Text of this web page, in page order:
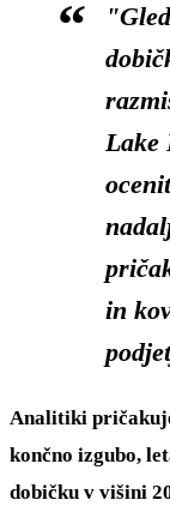
Lake
in
Analitiki
končno izgubo,
dobičku v višini